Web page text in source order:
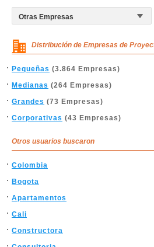
Distribución de Empresas de
Pequeñas (3.864 Empresas)
Medianas (264 Empresas)
Grandes (73 Empresas)
Corporativas (43 Empresas)
Otros usuarios buscaron
Colombia
Bogota
Apartamentos
Cali
Constructora